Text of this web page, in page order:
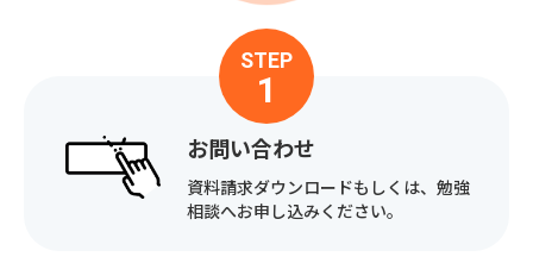
STEP
1
お問い合わせ
資料請求ダウンロードもしくは、勉強
相談へお申し込みください。